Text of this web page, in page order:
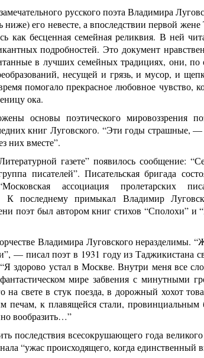
русского поэта Владимира
ниже) его невесте, а впоследствии первой
как бесценная семейная реликвия. В ней
подробностей. Это документ
в лучших семейных традициях, они,
несущей и грязь, и мусор, и
помогало прекрасное любовное чувство,
ока.
основы поэтического мировоззрения
книг Луговского. “Эти годы страшные,
них вместе”.
газете” появилось сообщение:
писателей”. Писательская бригада
ассоциация пролетарских
К последнему примыкал Владимир
поэт был автором книг стихов “Сполохи”
Владимира Луговского неразделимы.
— писал поэт в 1931 году из Таджикистана
здорово устал в Москве. Внутри меня все
мире забвения с минутными
на свете в стук поезда, в дорожный хохот
печам, к плавящейся стали,
вообразить…”
последствия всесокрушающего года
“ужас происходящего, когда единственный